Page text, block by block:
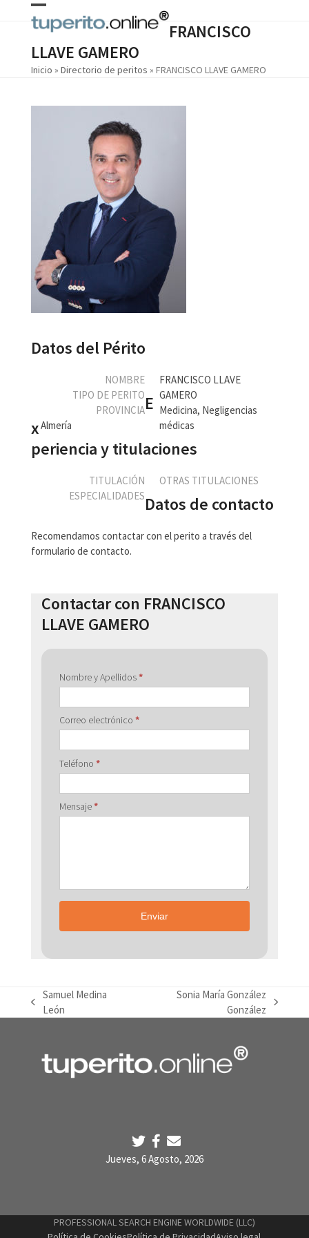
Open
mobile
menu
Close
mobile
menu
FRANCISCO
LLAVE GAMERO
Inicio » Directorio de peritos » FRANCISCO LLAVE GAMERO
Datos del Périto
NOMBRE
FRANCISCO LLAVE
GAMERO
TIPO DE PERITO
Medicina, Negligencias
médicas
PROVINCIA
Almería
E
x
periencia y titulaciones
TITULACIÓN
OTRAS TITULACIONES
ESPECIALIDADESDatos de contacto
Recomendamos contactar con el perito a través del
formulario de contacto.
Contactar con FRANCISCO
LLAVE GAMERO
Contactar
con
Nombre y Apellidos*
Correo electrónico *
Teléfono *
Mensaje*
Enviar
previous
Samuel Medina
León
Sonia María González
González
Jueves, 6 Agosto, 2026
PROFESSIONAL SEARCH ENGINE WORLDWIDE (LLC)